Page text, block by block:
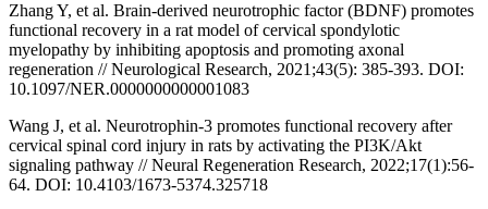
Zhang Y, et al. Brain-derived neurotrophic factor (BDNF) promotes
functional recovery in a rat model of cervical spondylotic
myelopathy by inhibiting apoptosis and promoting axonal
regeneration // Neurological Research, 2021;43(5): 385-393. DOI:
10.1097/NER.0000000000001083
Wang J, et al. Neurotrophin-3 promotes functional recovery after
cervical spinal cord injury in rats by activating the PI3K/Akt
signaling pathway // Neural Regeneration Research, 2022;17(1):56-
64. DOI: 10.4103/1673-5374.325718